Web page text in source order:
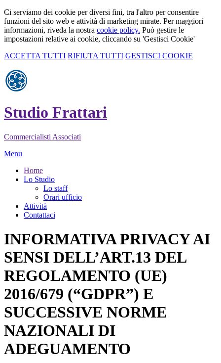
Ci serviamo dei cookie per diversi fini, tra l'altro per consentire
funzioni del sito web e attività di marketing mirate. Per maggiori
informazioni, riveda la nostra cookie policy. Può gestire le
impostazioni relative ai cookie, cliccando su 'Gestisci Cookie'
ACCETTA TUTTI RIFIUTA TUTTI GESTISCI COOKIE
Studio Frattari
Commercialisti Associati
Menu
Home
Lo Studio
Lo staff
Orari ufficio
Attività
Contattaci
INFORMATIVA PRIVACY AI
SENSI DELL’ART.13 DEL
REGOLAMENTO (UE)
2016/679 (“GDPR”) E
SUCCESSIVE NORME
NAZIONALI DI
ADEGUAMENTO